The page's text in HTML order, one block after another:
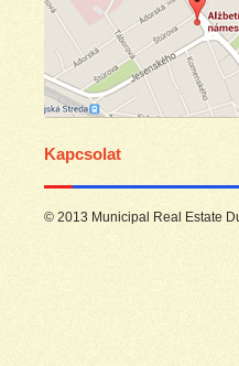
Kapcsolat
© 2013 Municipal Real Estate